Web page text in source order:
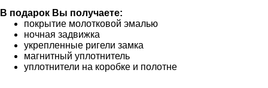
В подарок Вы получаете:
покрытие молотковой эмалью
ночная задвижка
укрепленные ригели замка
магнитный уплотнитель
уплотнители на коробке и полотне